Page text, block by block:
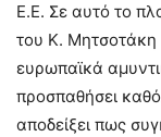
Ε.Ε. Σε αυτό το
του Κ. Μητσοτάκη
ευρωπαϊκά
προσπαθήσει
αποδείξει πως